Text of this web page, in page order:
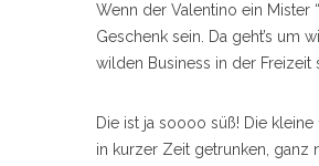
Wenn der Valentino ein Mister
Geschenk sein. Da geht’s um
wilden Business in der Freizeit
Die ist ja soooo süß! Die
in kurzer Zeit getrunken, ganz